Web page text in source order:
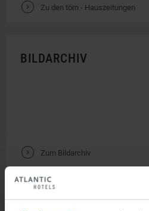
V Zu den törn - Hauszeitungen
BILDARCHIV
V Zum Bildarchiv